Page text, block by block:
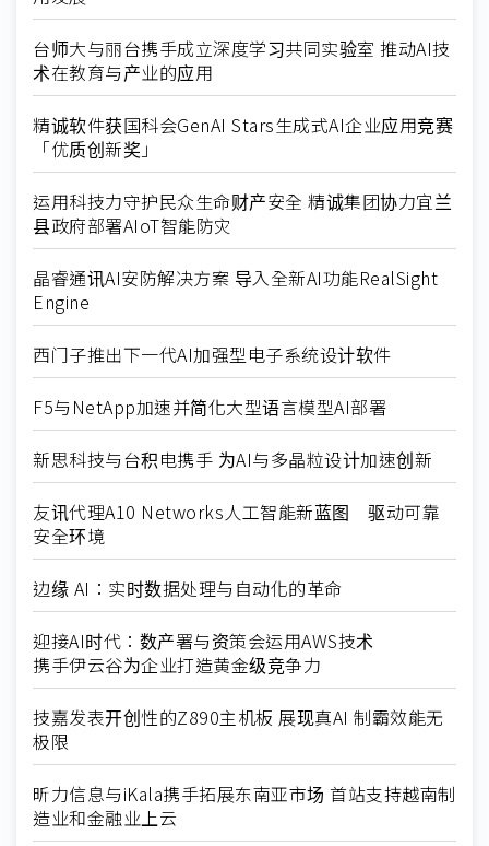
台师大与丽台携手成立深度学习共同实验室 推动AI技
术在教育与产业的应用
精诚软件获国科会GenAI Stars生成式AI企业应用竞赛
「优质创新奖」
运用科技力守护民众生命财产安全 精诚集团协力宜兰
县政府部署AIoT智能防灾
晶睿通讯AI安防解决方案 导入全新AI功能RealSight
Engine
西门子推出下一代AI加强型电子系统设计软件
F5与NetApp加速并简化大型语言模型AI部署
新思科技与台积电携手 为AI与多晶粒设计加速创新
友讯代理A10 Networks人工智能新蓝图 驱动可靠
安全环境
边缘 AI：实时数据处理与自动化的革命
迎接AI时代：数产署与资策会运用AWS技术
携手伊云谷为企业打造黄金级竞争力
技嘉发表开创性的Z890主机板 展现真AI 制霸效能无
极限
昕力信息与iKala携手拓展东南亚市场 首站支持越南制
造业和金融业上云